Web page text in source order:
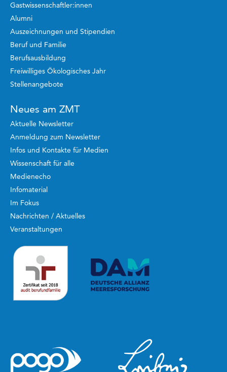
Gastwissenschaftler:innen
Alumni
Auszeichnungen und Stipendien
Beruf und Familie
Berufsausbildung
Freiwilliges Ökologisches Jahr
Stellenangebote
Neues am ZMT
Aktuelle Newsletter
Anmeldung zum Newsletter
Infos und Kontakte für Medien
Wissenschaft für alle
Medienecho
Infomaterial
Im Fokus
Nachrichten / Aktuelles
Veranstaltungen